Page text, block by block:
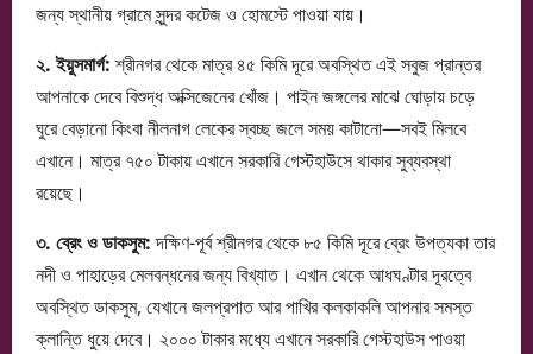
জন্য স্থানীয় গ্রামে সুন্দর কটেজ ও হোমস্টে পাওয়া যায়।
২. ইয়ুসমার্গ:শ্রীনগর থেকে মাত্র ৪৫ কিমি দূরে অবস্থিত এই সবুজ প্রান্তর
আপনাকে দেবে বিশুদ্ধ অক্সিজেনের খোঁজ। পাইন জঙ্গলের মাঝে ঘোড়ায় চড়ে
ঘুরে বেড়ানো কিংবা নীলনাগ লেকের স্বচ্ছ জলে সময় কাটানো—সবই মিলবে
এখানে। মাত্র ৭৫০ টাকায় এখানে সরকারি গেস্টহাউসে থাকার সুব্যবস্থা
রয়েছে।
৩. ব্রেং ও ডাকসুম:দক্ষিণ-পূর্ব শ্রীনগর থেকে ৮৫ কিমি দূরে ব্রেং উপত্যকা তার
নদী ও পাহাড়ের মেলবন্ধনের জন্য বিখ্যাত। এখান থেকে আধঘণ্টার দূরত্বে
অবস্থিত ডাকসুম, যেখানে জলপ্রপাত আর পাখির কলকাকলি আপনার সমস্ত
ক্লান্তি ধুয়ে দেবে। ২০০০ টাকার মধ্যে এখানে সরকারি গেস্টহাউস পাওয়া